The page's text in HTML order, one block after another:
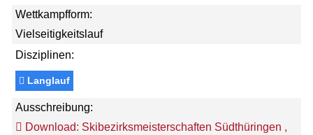
Wettkampfform:
Vielseitigkeitslauf
Disziplinen:
Langlauf
Ausschreibung:
Download: Skibezirksmeisterschaften Südthüringen ,